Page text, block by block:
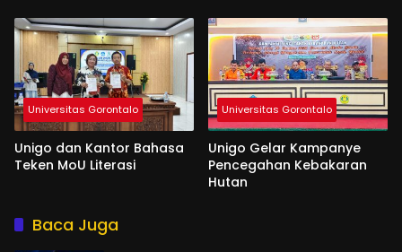
Universitas Gorontalo
Unigo dan Kantor Bahasa
Teken MoU Literasi
Universitas Gorontalo
Unigo Gelar Kampanye
Pencegahan Kebakaran
Hutan
Baca Juga